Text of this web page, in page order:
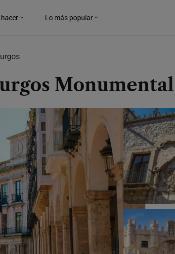
hacer Lo más popular
Monumental